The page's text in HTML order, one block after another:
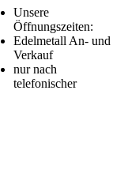
Unsere
Öffnungszeiten:
Edelmetall An- und
Verkauf
nur nach
telefonischer